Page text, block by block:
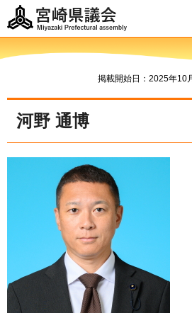
宮崎県議会
Miyazaki Prefectural
掲載開始日：2025年10
河野 通博